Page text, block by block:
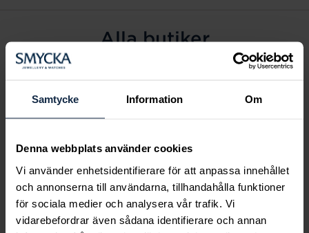
Samtycke Information Om
Denna webbplats använder cookies
Vi använder enhetsidentifierare för att anpassa innehållet
och annonserna till användarna, tillhandahålla funktioner
för sociala medier och analysera vår trafik. Vi
vidarebefordrar även sådana identifierare och annan
Alla butiker
Alingsås
Arvidsjaur
Eksjö
Fagersta
Farsta